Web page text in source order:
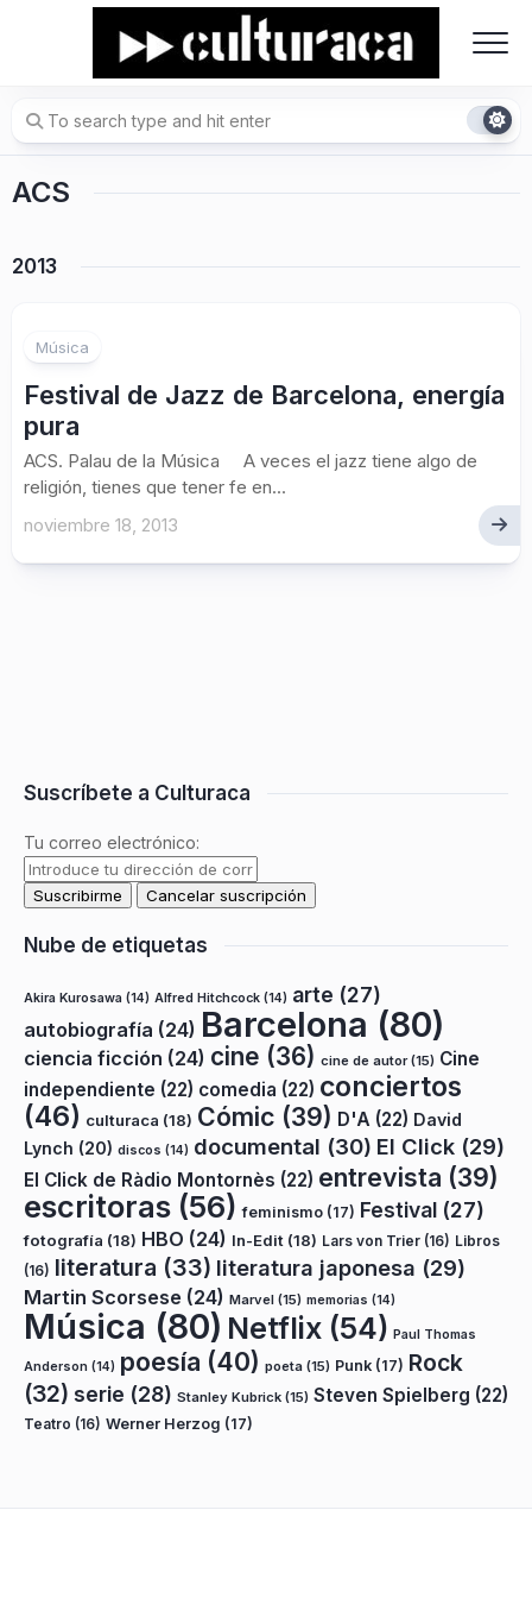
ACS
2013
Música
Festival de Jazz de Barcelona, energía
pura
ACS. Palau de la Música A veces el jazz tiene algo de
religión, tienes que tener fe en...
noviembre 18, 2013
Suscríbete a Culturaca
Tu correo electrónico:
Nube de etiquetas
Akira Kurosawa (14) Alfred Hitchcock (14) arte (27)
autobiografía (24) Barcelona (80)
ciencia ficción (24) cine (36) cine de autor(15) Cine
independiente (22) comedia (22) conciertos
(46) culturaca (18) Cómic (39) D'A (22) David
Lynch (20) discos (14) documental (30) El Click (29)
El Click de Ràdio Montornès (22) entrevista (39)
escritoras (56) feminismo (17) Festival (27)
fotografía (18) HBO (24) In-Edit (18) Lars von Trier (16) Libros
(16) literatura (33) literatura japonesa (29)
Martin Scorsese (24) Marvel (15) memorias (14)
Música (80) Netflix (54) Paul Thomas
Anderson (14) poesía (40) poeta (15) Punk (17) Rock
(32) serie (28) Stanley Kubrick (15) Steven Spielberg (22)
Teatro (16) Werner Herzog (17)